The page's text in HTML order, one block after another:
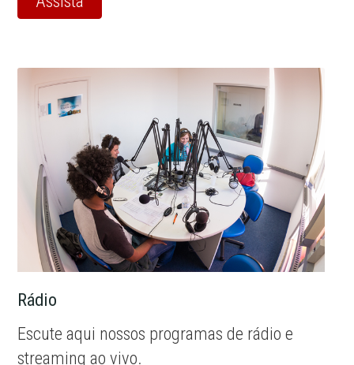
Rádio
Escute aqui nossos programas de rádio e
streaming ao vivo.